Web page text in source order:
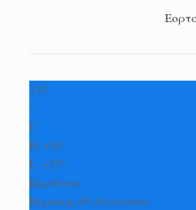
+33
°
C
H: +35°
L: +27°
Καρδίτσα
Κυριακή, 09 Αύγουστος